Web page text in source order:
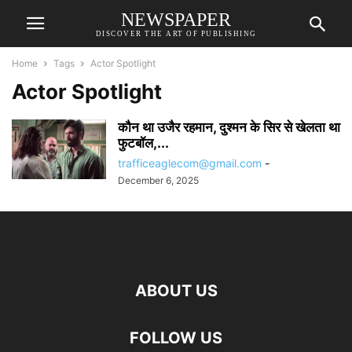
NEWSPAPER
DISCOVER THE ART OF PUBLISHING
Home Tags Actor Spotlight
Actor Spotlight
कौन था उजैर रहमान, दुश्मन के सिर से खेलता था
फुटबॉल,...
trafficeaglecom@gmail.com -
December 6, 2025
ABOUT US
FOLLOW US